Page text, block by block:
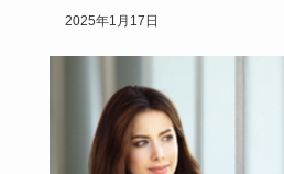
自分から自分に…
2025年1月17日